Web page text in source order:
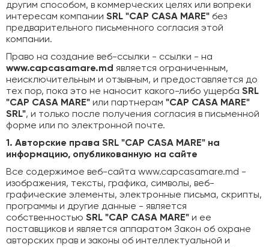
другим способом, в коммерческих целях или вопреки
интересам компании SRL "CAP CASA MARE" без
предварительного письменного согласия этой
компании.
Право на создание веб-ссылки - ссылки - на
www.capcasamare.md является ограниченным,
неисключительным и отзывным, и предоставляется до
тех пор, пока это не наносит какого-либо ущерба SRL
"CAP CASA MARE" или партнерам "CAP CASA MARE"
SRL", и только после получения согласия в письменной
форме или по электронной почте.
1. Авторские права SRL "CAP CASA MARE" на
информацию, опубликованную на сайте
Все содержимое веб-сайта www.capcasamare.md -
изображения, тексты, графика, символы, веб-
графические элементы, электронные письма, скрипты,
программы и другие данные - является
собственностью SRL "CAP CASA MARE" и ее
поставщиков и является аппаратом Закон об охране
авторских прав и законы об интеллектуальной и